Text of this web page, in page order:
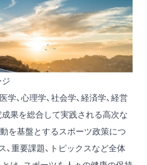
学、心理学、社会学、経済学、経営
果を総合して実践される高次な
を基盤とするスポーツ政策につ
、重要課題、トピックスなど全体